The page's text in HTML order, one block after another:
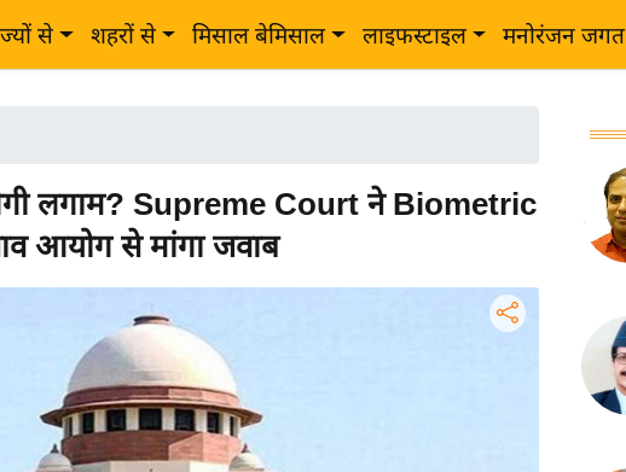
से शहरों से मिसाल बेमिसाल लाइफस्टाइल मनोरंजन जगत
लगाम? Supreme Court ने Biometric
आयोग से मांगा जवाब